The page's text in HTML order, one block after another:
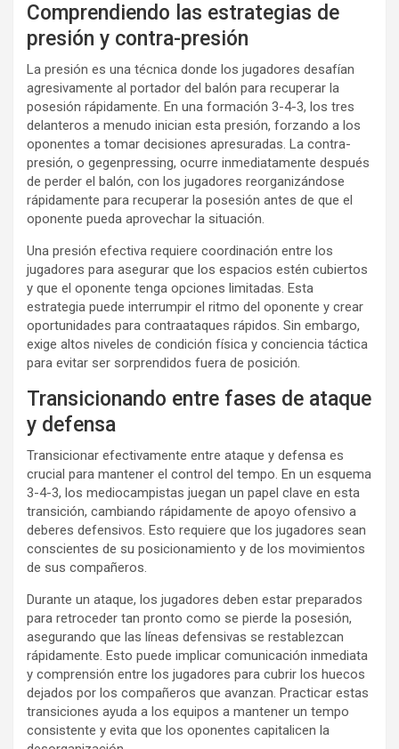
Comprendiendo las estrategias de
presión y contra-presión
La presión es una técnica donde los jugadores desafían
agresivamente al portador del balón para recuperar la
posesión rápidamente. En una formación 3-4-3, los tres
delanteros a menudo inician esta presión, forzando a los
oponentes a tomar decisiones apresuradas. La contra-
presión, o gegenpressing, ocurre inmediatamente después
de perder el balón, con los jugadores reorganizándose
rápidamente para recuperar la posesión antes de que el
oponente pueda aprovechar la situación.
Una presión efectiva requiere coordinación entre los
jugadores para asegurar que los espacios estén cubiertos
y que el oponente tenga opciones limitadas. Esta
estrategia puede interrumpir el ritmo del oponente y crear
oportunidades para contraataques rápidos. Sin embargo,
exige altos niveles de condición física y conciencia táctica
para evitar ser sorprendidos fuera de posición.
Transicionando entre fases de ataque
y defensa
Transicionar efectivamente entre ataque y defensa es
crucial para mantener el control del tempo. En un esquema
3-4-3, los mediocampistas juegan un papel clave en esta
transición, cambiando rápidamente de apoyo ofensivo a
deberes defensivos. Esto requiere que los jugadores sean
conscientes de su posicionamiento y de los movimientos
de sus compañeros.
Durante un ataque, los jugadores deben estar preparados
para retroceder tan pronto como se pierde la posesión,
asegurando que las líneas defensivas se restablezcan
rápidamente. Esto puede implicar comunicación inmediata
y comprensión entre los jugadores para cubrir los huecos
dejados por los compañeros que avanzan. Practicar estas
transiciones ayuda a los equipos a mantener un tempo
consistente y evita que los oponentes capitalicen la